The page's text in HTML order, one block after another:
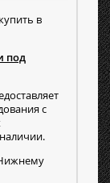
в
под
с